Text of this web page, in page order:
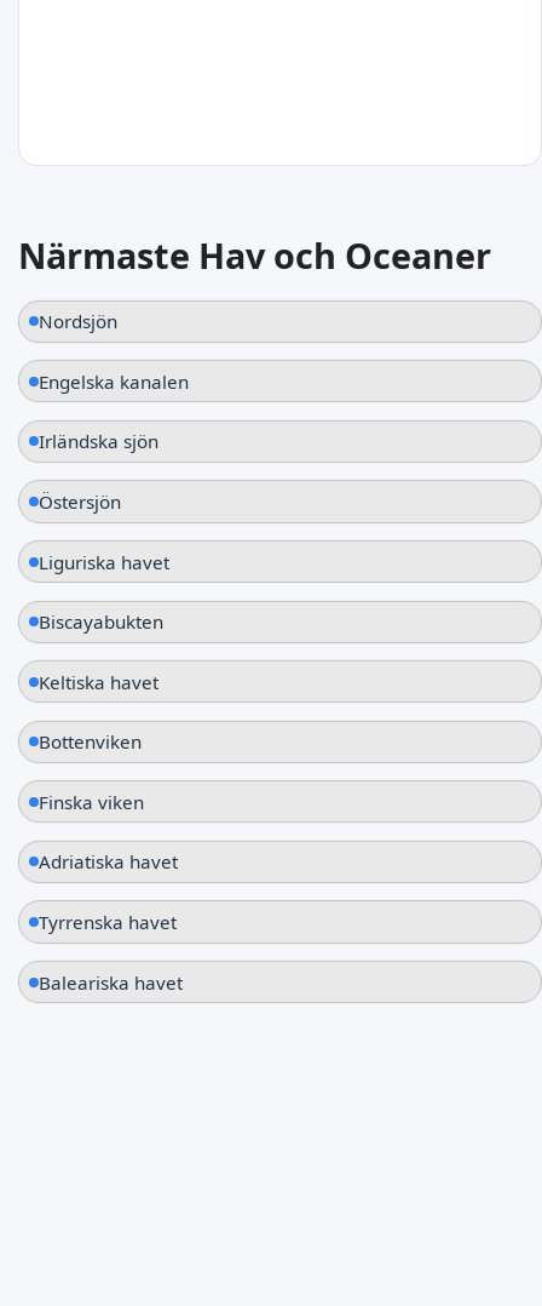
Esonsted
Nederländerna
Närmaste Hav och Oceaner
Nordsjön
Engelska kanalen
Irländska sjön
Östersjön
Liguriska havet
Biscayabukten
Keltiska havet
Bottenviken
Finska viken
Adriatiska havet
Tyrrenska havet
Baleariska havet